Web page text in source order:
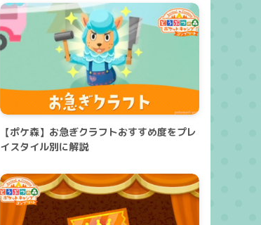
【ポケ森】お急ぎクラフトおすすめ度をプレ
イスタイル別に解説